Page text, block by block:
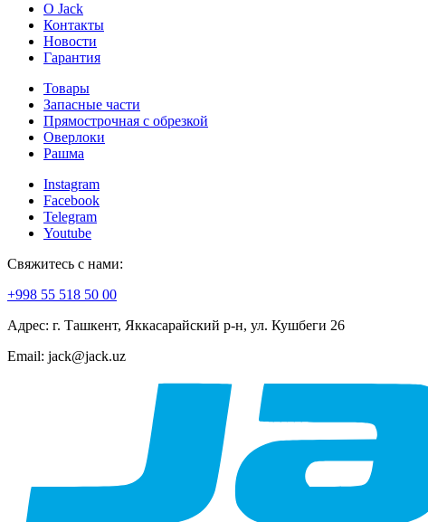
О Jack
Контакты
Новости
Гарантия
Товары
Запасные части
Прямострочная с обрезкой
Оверлоки
Рашма
Instagram
Facebook
Telegram
Youtube
Свяжитесь с нами:
+998 55 518 50 00
Адрес: г. Ташкент, Яккасарайский р-н, ул. Кушбеги 26
Email: jack@jack.uz